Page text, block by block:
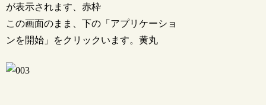
が表示されます、赤枠
この画面のまま、下の「アプリケーショ
ンを開始」をクリックいます。黄丸